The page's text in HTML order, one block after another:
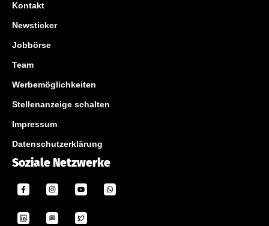
Kontakt
Newsticker
Jobbörse
Team
Werbemöglichkeiten
Stellenanzeige schalten
Impressum
Datenschutzerklärung
Soziale Netzwerke